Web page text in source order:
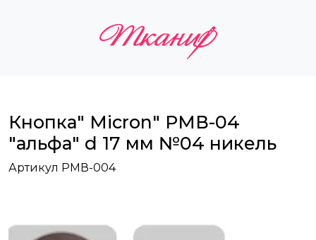
Кнопка" Micron" РМВ-04
"альфа" d 17 мм №04 никель
Артикул РМВ-004